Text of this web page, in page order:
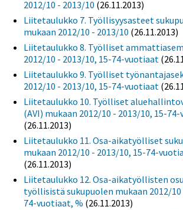
2012/10 - 2013/10 (26.11.2013)
Liitetaulukko 7. Työllisyysasteet
mukaan 2012/10 - 2013/10 (26.11.2013)
Liitetaulukko 8. Työlliset
2012/10 - 2013/10, 15-74-vuotiaat
Liitetaulukko 9. Työlliset
2012/10 - 2013/10, 15-74-vuotiaat
Liitetaulukko 10. Työlliset
(AVI) mukaan 2012/10 - 2013/10, 15-
(26.11.2013)
Liitetaulukko 11. Osa-aikatyölliset
mukaan 2012/10 - 2013/10, 15-74-
(26.11.2013)
Liitetaulukko 12. Osa-aikatyöllisten
työllisistä sukupuolen mukaan 2012/10
74-vuotiaat, % (26.11.2013)